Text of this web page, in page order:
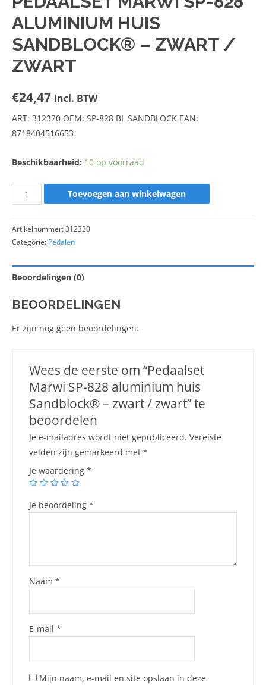
ALUMINIUM HUIS
SANDBLOCK® – ZWART /
ZWART
€24,47 incl. BTW
ART: 312320 OEM: SP-828 BL SANDBLOCK EAN:
8718404516653
Beschikbaarheid: 10 op voorraad
Toevoegen aan winkelwagen
Artikelnummer:312320
Categorie: Pedalen
Beoordelingen (0)
BEOORDELINGEN
Er zijn nog geen beoordelingen.
Wees de eerste om “Pedaalset
Marwi SP-828 aluminium huis
Sandblock® – zwart / zwart” te
beoordelen
Je e-mailadres wordt niet gepubliceerd. Vereiste
velden zijn gemarkeerd met*
Je waardering*
Je beoordeling*
Naam*
E-mail*
Mijn naam, e-mail en site opslaan in deze